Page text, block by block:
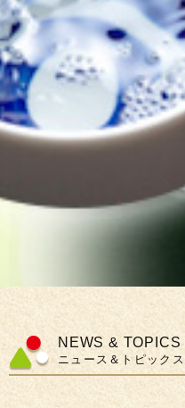
NEWS & TOPICS
ニュース＆トピックス